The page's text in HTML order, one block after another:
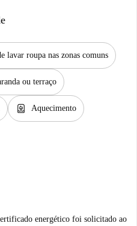
lavar roupa nas zonas comuns
ou terraço
water_heater Aquecimento
energético foi solicitado ao